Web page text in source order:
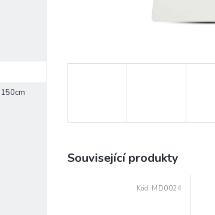
Související produkty
Kód: MD0024